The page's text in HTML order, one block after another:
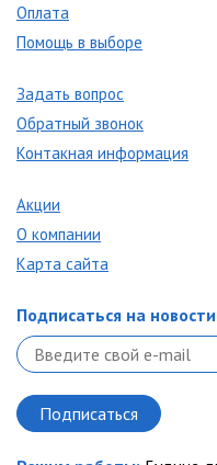
Оплата
Помощь в выборе
Задать вопрос
Обратный звонок
Контакная информация
Акции
О компании
Карта сайта
Подписаться на